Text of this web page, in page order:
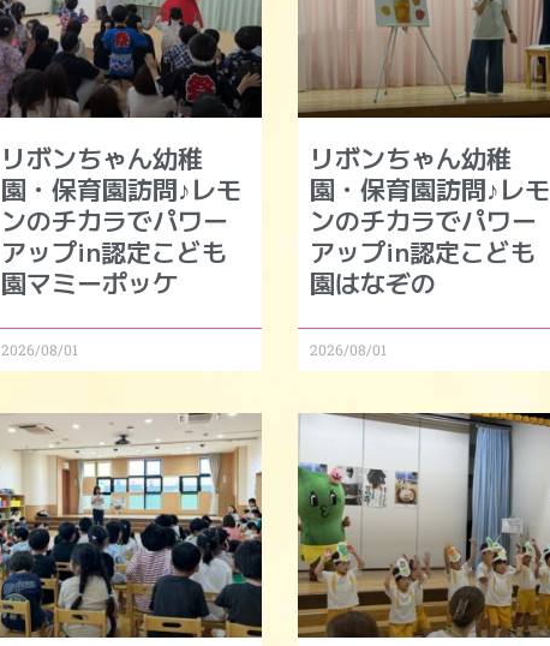
リボンちゃん幼稚
園・保育園訪問♪レモ
ンのチカラでパワー
アップin認定こども
園マミーポッケ
2026/08/01
リボンちゃん幼稚
園・保育園訪問♪レモ
ンのチカラでパワー
アップin認定こども
園はなぞの
2026/08/01